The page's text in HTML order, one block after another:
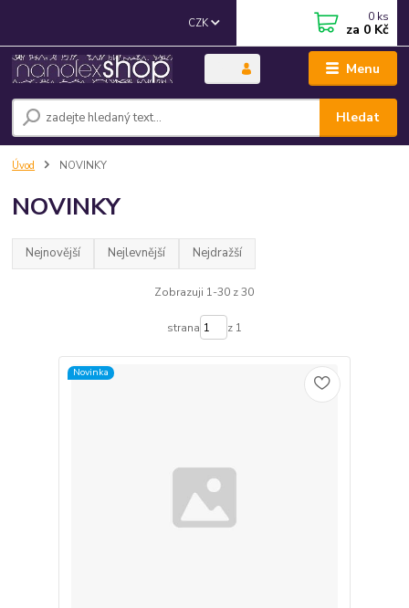
Menu
CZK
Hledat
0 ks
za 0 Kč
Úvod NOVINKY
NOVINKY
Nejnovější Nejlevnější Nejdražší
Zobrazuji 1-30 z 30
strana z 1
Novinka